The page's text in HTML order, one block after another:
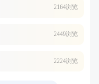
2164浏览
2449浏览
2224浏览